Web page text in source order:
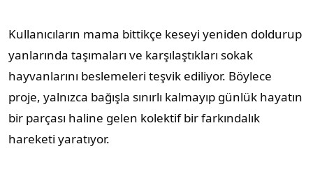
Kullanıcıların mama bittikçe keseyi yeniden doldurup
yanlarında taşımaları ve karşılaştıkları sokak
hayvanlarını beslemeleri teşvik ediliyor. Böylece
proje, yalnızca bağışla sınırlı kalmayıp günlük hayatın
bir parçası haline gelen kolektif bir farkındalık
hareketi yaratıyor.